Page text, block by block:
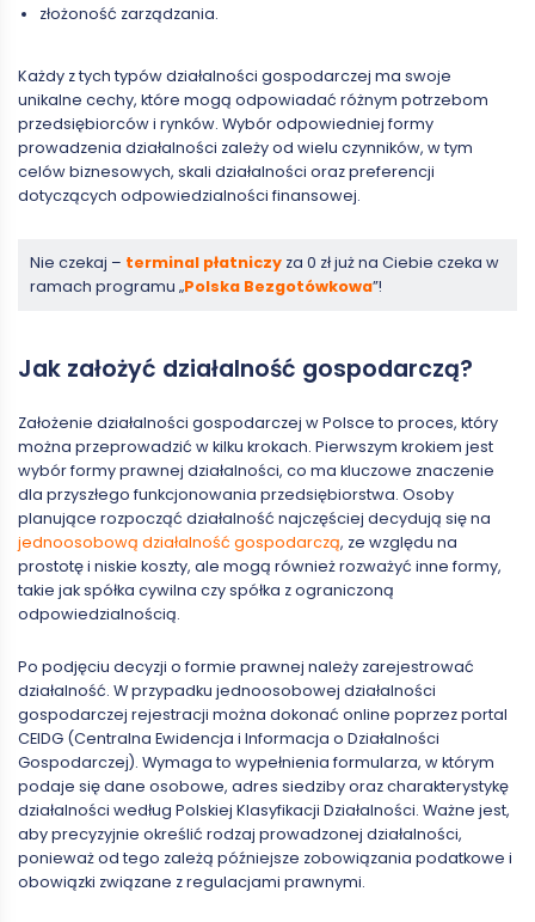
złożoność zarządzania.
Każdy z tych typów działalności gospodarczej ma swoje
unikalne cechy, które mogą odpowiadać różnym potrzebom
przedsiębiorców i rynków. Wybór odpowiedniej formy
prowadzenia działalności zależy od wielu czynników, w tym
celów biznesowych, skali działalności oraz preferencji
dotyczących odpowiedzialności finansowej.
Nie czekaj – terminal płatniczy za 0 zł już na Ciebie czeka w
ramach programu „Polska Bezgotówkowa”!
Jak założyć działalność gospodarczą?
Założenie działalności gospodarczej w Polsce to proces, który
można przeprowadzić w kilku krokach. Pierwszym krokiem jest
wybór formy prawnej działalności, co ma kluczowe znaczenie
dla przyszłego funkcjonowania przedsiębiorstwa. Osoby
planujące rozpocząć działalność najczęściej decydują się na
jednoosobową działalność gospodarczą, ze względu na
prostotę i niskie koszty, ale mogą również rozważyć inne formy,
takie jak spółka cywilna czy spółka z ograniczoną
odpowiedzialnością.
Po podjęciu decyzji o formie prawnej należy zarejestrować
działalność. W przypadku jednoosobowej działalności
gospodarczej rejestracji można dokonać online poprzez portal
CEIDG (Centralna Ewidencja i Informacja o Działalności
Gospodarczej). Wymaga to wypełnienia formularza, w którym
podaje się dane osobowe, adres siedziby oraz charakterystykę
działalności według Polskiej Klasyfikacji Działalności. Ważne jest,
aby precyzyjnie określić rodzaj prowadzonej działalności,
ponieważ od tego zależą późniejsze zobowiązania podatkowe i
obowiązki związane z regulacjami prawnymi.